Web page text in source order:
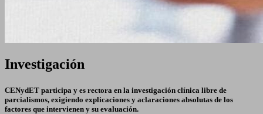
Investigación
CENydET participa y es rectora en la investigación clínica libre de
parcialismos, exigiendo explicaciones y aclaraciones absolutas de los
factores que intervienen y su evaluación.